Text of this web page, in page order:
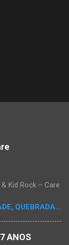
& Kid Rock – Care
QUEBRADA...
ANOS